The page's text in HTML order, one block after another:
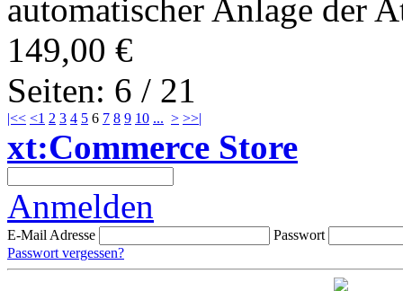
automatischer Anlage der
149,00 €
Seiten: 6 / 21
|<< <1 2 3 4 5 6 7 8 9 10 ... > >>|
xt:Commerce Store
Anmelden
E-Mail Adresse
Passwort
Passwort vergessen?